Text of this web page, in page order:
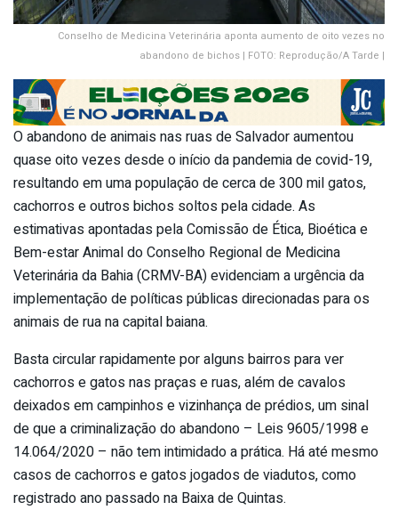
Conselho de Medicina Veterinária aponta aumento de oito vezes no
abandono de bichos | FOTO: Reprodução/A Tarde |
O abandono de animais nas ruas de Salvador aumentou
quase oito vezes desde o início da pandemia de covid-19,
resultando em uma população de cerca de 300 mil gatos,
cachorros e outros bichos soltos pela cidade. As
estimativas apontadas pela Comissão de Ética, Bioética e
Bem-estar Animal do Conselho Regional de Medicina
Veterinária da Bahia (CRMV-BA) evidenciam a urgência da
implementação de políticas públicas direcionadas para os
animais de rua na capital baiana.
Basta circular rapidamente por alguns bairros para ver
cachorros e gatos nas praças e ruas, além de cavalos
deixados em campinhos e vizinhança de prédios, um sinal
de que a criminalização do abandono – Leis 9605/1998 e
14.064/2020 – não tem intimidado a prática. Há até mesmo
casos de cachorros e gatos jogados de viadutos, como
registrado ano passado na Baixa de Quintas.